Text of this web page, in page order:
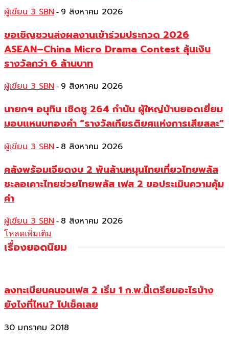
ผู้เขียน 3 SBN - 9 สิงหาคม 2026
ขอเชิญชวนส่งผลงานเข้าร่วมประกวด 2026
ASEAN–China Micro Drama Contest ลุ้นเงิน
รางวัลกว่า 6 ล้านบาท
ผู้เขียน 3 SBN - 9 สิงหาคม 2026
นายกฯ อนุทิน เชิดชู 264 กำนัน ผู้ใหญ่บ้านยอดเยี่ยม
มอบแหนบทองคำ “รางวัลเกียรติยศแห่งการเสียสละ”
ผู้เขียน 3 SBN - 8 สิงหาคม 2026
คลังพร้อมเจียดงบ 2 พันล้านหนุนไทยเที่ยวไทยพลัส
ชะลอเคาะไทยช่วยไทยพลัส เฟส 2 ขอประเมินความคุ้ม
ค่า
ผู้เขียน 3 SBN - 8 สิงหาคม 2026
โหลดเพิ่มเติม
เรื่องยอดนิยม
ลงทะเบียนคนจนเฟส 2 เริ่ม 1 ก.พ.นี้เตรียมอะไรบ้าง
ยังไงที่ไหน? ไปเช็คเลย
30 มกราคม 2018